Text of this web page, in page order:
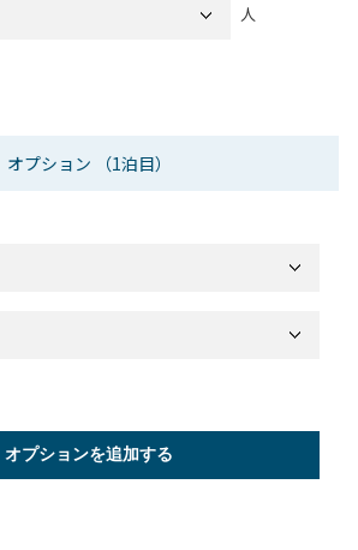
人
オプション （1泊目）
オプションを追加する